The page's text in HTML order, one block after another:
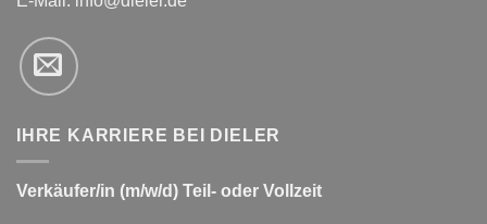
IHRE KARRIERE BEI DIELER
Verkäufer/in (m/w/d) Teil- oder Vollzeit